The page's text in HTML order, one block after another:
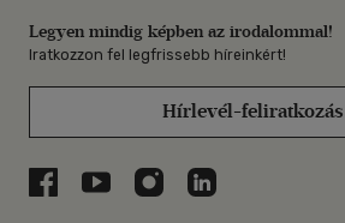
Legyen mindig képben az irodalommal!
Iratkozzon fel legfrissebb híreinkért!
Hírlevél-feliratkozás
Libri a Facebookon
Libri a Youtube-on
Libri az Instagramon
Libri a